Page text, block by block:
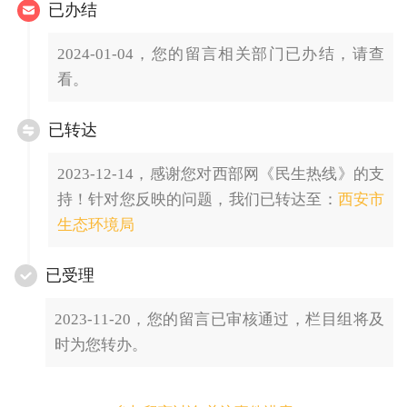
已办结
2024-01-04，您的留言相关部门已办结，请查
看。
已转达
2023-12-14，感谢您对西部网《民生热线》的支
持！针对您反映的问题，我们已转达至： 西安市
生态环境局
已受理
2023-11-20，您的留言已审核通过，栏目组将及
时为您转办。